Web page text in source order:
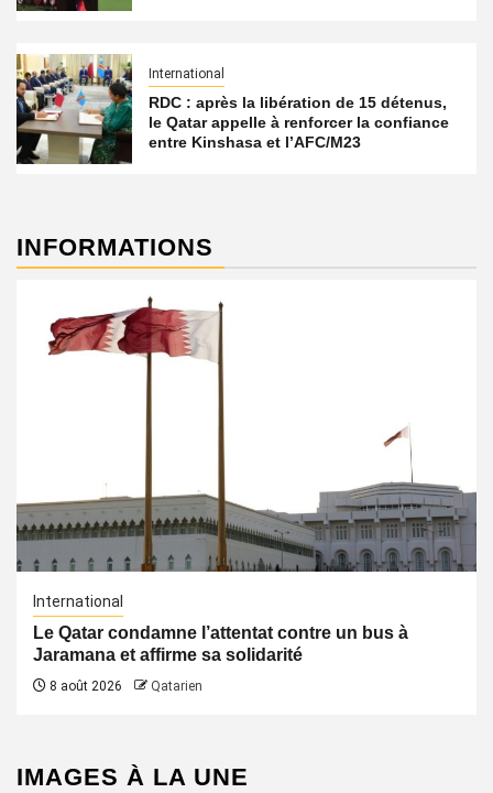
International
RDC : après la libération de 15 détenus,
le Qatar appelle à renforcer la confiance
entre Kinshasa et l’AFC/M23
INFORMATIONS
International
Le Qatar condamne l’attentat contre un bus à
Jaramana et affirme sa solidarité
8 août 2026 Qatarien
IMAGES À LA UNE